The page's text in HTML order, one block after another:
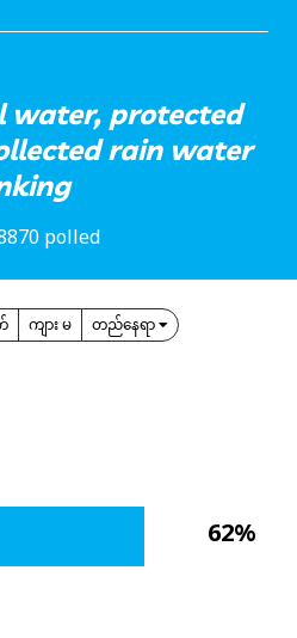
water, protected
rain water
polled
ကျား မ တည်နေရာ
62%